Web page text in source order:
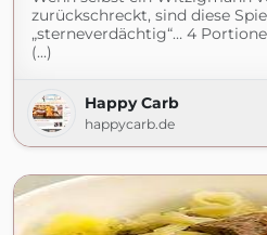
zurückschreckt, sind diese
„sterneverdächtig“… 4
(...)
Happy Carb
happycarb.de